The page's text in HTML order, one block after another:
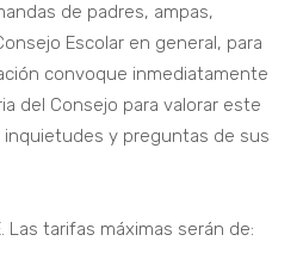
de padres, ampas,
Escolar en general, para
convoque inmediatamente
del Consejo para valorar este
inquietudes y preguntas de sus
Las tarifas máximas serán de: